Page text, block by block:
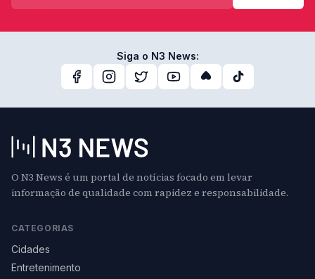
Siga o N3 News:
O N3 News é um portal de notícias focado em levar
informação de qualidade com rapidez e responsabilidade.
CATEGORIAS
Cidades
Entretenimento